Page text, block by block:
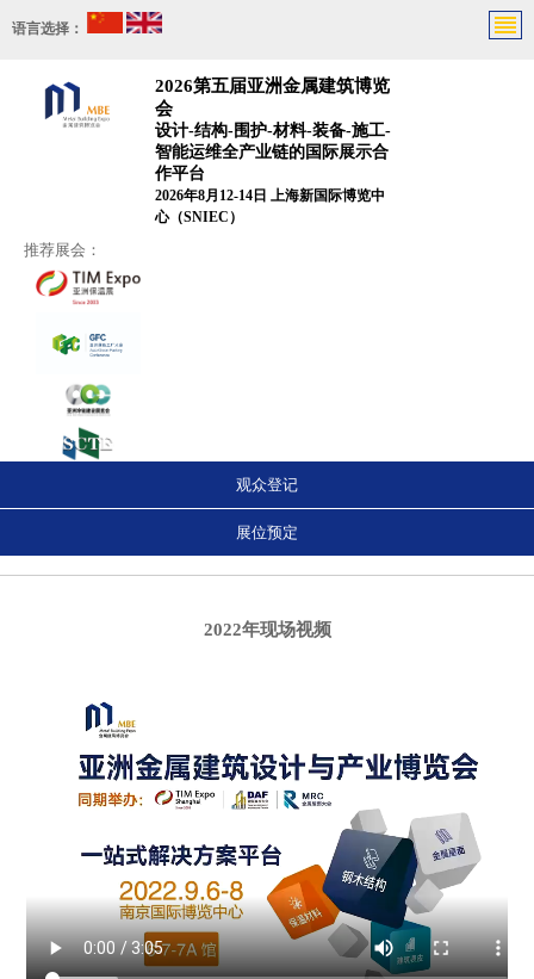
语言选择：
2026第五届亚洲金属建筑博览
会
设计-结构-围护-材料-装备-施工-
智能运维全产业链的国际展示合
作平台
2026年8月12-14日 上海新国际博览中
心（SNIEC）
推荐展会：
观众登记
展位预定
2022年现场视频